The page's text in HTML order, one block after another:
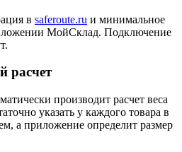
в saferoute.ru и минимальное
МойСклад. Подключение
расчет
производит расчет веса
указать у каждого товара в
а приложение определит размер